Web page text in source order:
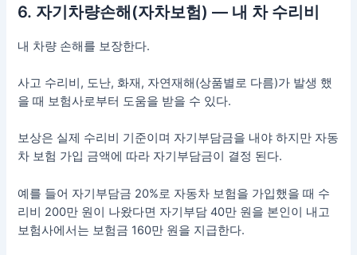
6. 자기차량손해(자차보험) — 내 차 수리비
내 차량 손해를 보장한다.
사고 수리비, 도난, 화재, 자연재해(상품별로 다름)가 발생 했
을 때 보험사로부터 도움을 받을 수 있다.
보상은 실제 수리비 기준이며 자기부담금을 내야 하지만 자동
차 보험 가입 금액에 따라 자기부담금이 결정 된다.
예를 들어 자기부담금 20%로 자동차 보험을 가입했을 때 수
리비 200만 원이 나왔다면 자기부담 40만 원을 본인이 내고
보험사에서는 보험금 160만 원을 지급한다.